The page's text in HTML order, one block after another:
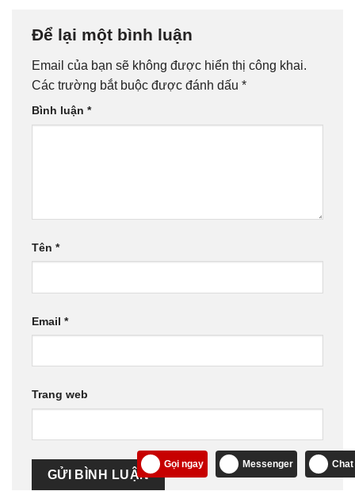
Để lại một bình luận
Email của bạn sẽ không được hiển thị công khai.
Các trường bắt buộc được đánh dấu *
Bình luận *
Tên *
Email *
Trang web
Gọi ngay Messenger